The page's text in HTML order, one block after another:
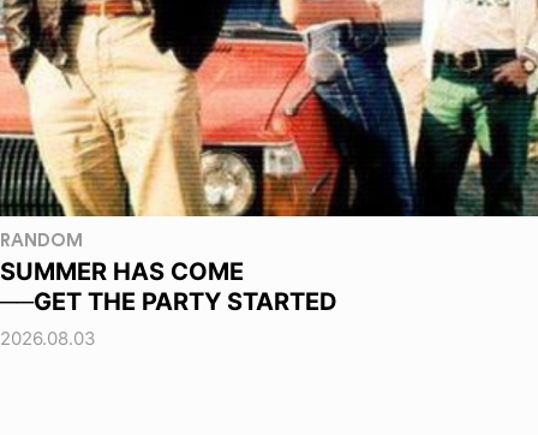
RANDOM
SUMMER HAS COME
──GET THE PARTY STARTED
2026.08.03